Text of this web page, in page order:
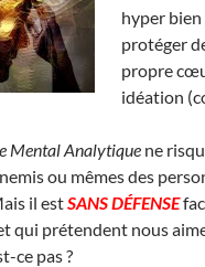
hyper
protéger
propre
idéation
Mental Analytique ne
ou mêmes des
il estSANS DÉFENSE
qui prétendent nous
ce pas ?